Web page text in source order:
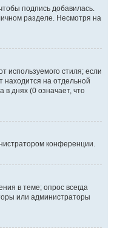
подпись добавилась.
разделе. Несмотря на
используемого стиля; если
находится на отдельной
в днях (0 означает, что
конференции.
в теме; опрос всегда
или администраторы